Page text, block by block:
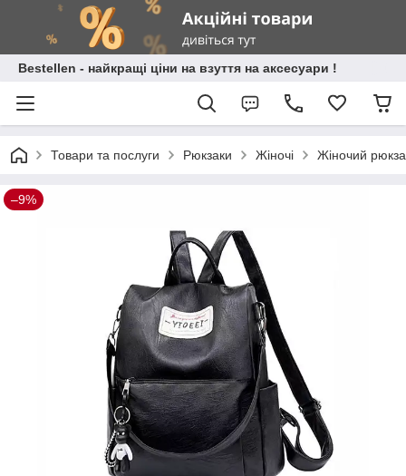
Bestellen - найкращі ціни на взуття на аксесуари !
Товари та послуги Рюкзаки Жіночі Жіночий
–9%